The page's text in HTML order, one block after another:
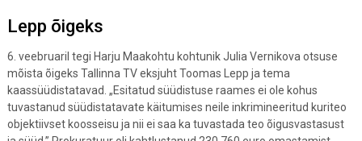
Lepp õigeks
6. veebruaril tegi Harju Maakohtu kohtunik Julia Vernikova otsuse
mõista õigeks Tallinna TV eksjuht Toomas Lepp ja tema
kaassüüdistatavad. „Esitatud süüdistuse raames ei ole kohus
tuvastanud süüdistatavate käitumises neile inkrimineeritud kuriteo
objektiivset koosseisu ja nii ei saa ka tuvastada teo õigusvastasust